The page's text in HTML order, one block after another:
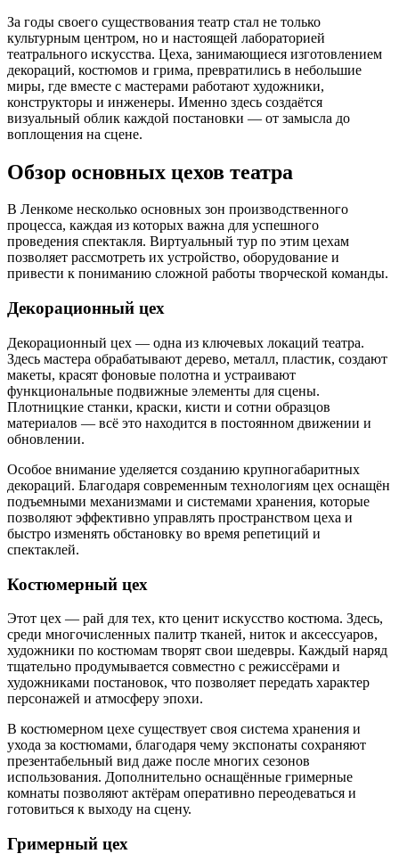
За годы своего существования театр стал не только
культурным центром, но и настоящей лабораторией
театрального искусства. Цеха, занимающиеся изготовлением
декораций, костюмов и грима, превратились в небольшие
миры, где вместе с мастерами работают художники,
конструкторы и инженеры. Именно здесь создаётся
визуальный облик каждой постановки — от замысла до
воплощения на сцене.
Обзор основных цехов театра
В Ленкоме несколько основных зон производственного
процесса, каждая из которых важна для успешного
проведения спектакля. Виртуальный тур по этим цехам
позволяет рассмотреть их устройство, оборудование и
привести к пониманию сложной работы творческой команды.
Декорационный цех
Декорационный цех — одна из ключевых локаций театра.
Здесь мастера обрабатывают дерево, металл, пластик, создают
макеты, красят фоновые полотна и устраивают
функциональные подвижные элементы для сцены.
Плотницкие станки, краски, кисти и сотни образцов
материалов — всё это находится в постоянном движении и
обновлении.
Особое внимание уделяется созданию крупногабаритных
декораций. Благодаря современным технологиям цех оснащён
подъемными механизмами и системами хранения, которые
позволяют эффективно управлять пространством цеха и
быстро изменять обстановку во время репетиций и
спектаклей.
Костюмерный цех
Этот цех — рай для тех, кто ценит искусство костюма. Здесь,
среди многочисленных палитр тканей, ниток и аксессуаров,
художники по костюмам творят свои шедевры. Каждый наряд
тщательно продумывается совместно с режиссёрами и
художниками постановок, что позволяет передать характер
персонажей и атмосферу эпохи.
В костюмерном цехе существует своя система хранения и
ухода за костюмами, благодаря чему экспонаты сохраняют
презентабельный вид даже после многих сезонов
использования. Дополнительно оснащённые гримерные
комнаты позволяют актёрам оперативно переодеваться и
готовиться к выходу на сцену.
Гримерный цех